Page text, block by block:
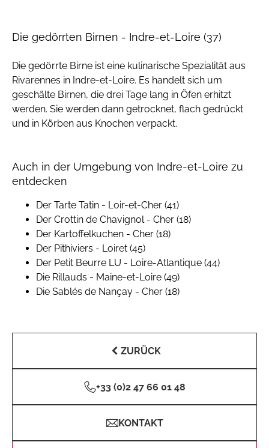
Die gedörrten Birnen - Indre-et-Loire (37)
Die gedörrte Birne ist eine kulinarische Spezialität aus
Rivarennes in Indre-et-Loire. Es handelt sich um
geschälte Birnen, die drei Tage lang in Öfen erhitzt
werden. Sie werden dann getrocknet, flach gedrückt
und in Körben aus Knochen verpackt.
Auch in der Umgebung von Indre-et-Loire zu
entdecken
Der Tarte Tatin - Loir-et-Cher (41)
Der Crottin de Chavignol - Cher (18)
Der Kartoffelkuchen - Cher (18)
Der Pithiviers - Loiret (45)
Der Petit Beurre LU - Loire-Atlantique (44)
Die Rillauds - Maine-et-Loire (49)
Die Sablés de Nançay - Cher (18)
ZURÜCK
+33 (0)2 47 66 01 48
KONTAKT